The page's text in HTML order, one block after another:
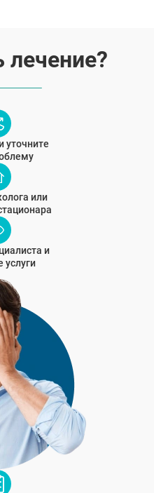
лечение?
уточните
или
и
услуги